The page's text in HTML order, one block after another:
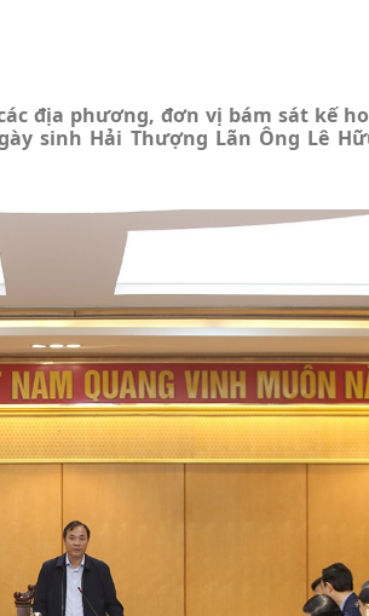
địa phương, đơn vị bám sát kế
sinh Hải Thượng Lãn Ông Lê